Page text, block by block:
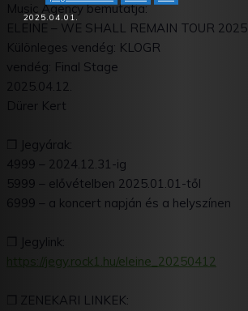
2025.04.01.
Facebook
Music Agency bemutatja:
ELEINE – WE SHALL REMAIN TOUR 2025
Különleges vendég: KLOGR
vendég: Final Stage
2025.04.12.
Dürer Kert
❒ Jegyárak:
4999 – 2024.12.31-ig
5999 – elővételben 2025.01.01-től
6999 – a koncert napján és a helyszínen
❒ Jegylink:
https://jegy.rock1.hu/eleine_ 20250412
❒ ZENEKARI LINKEK: